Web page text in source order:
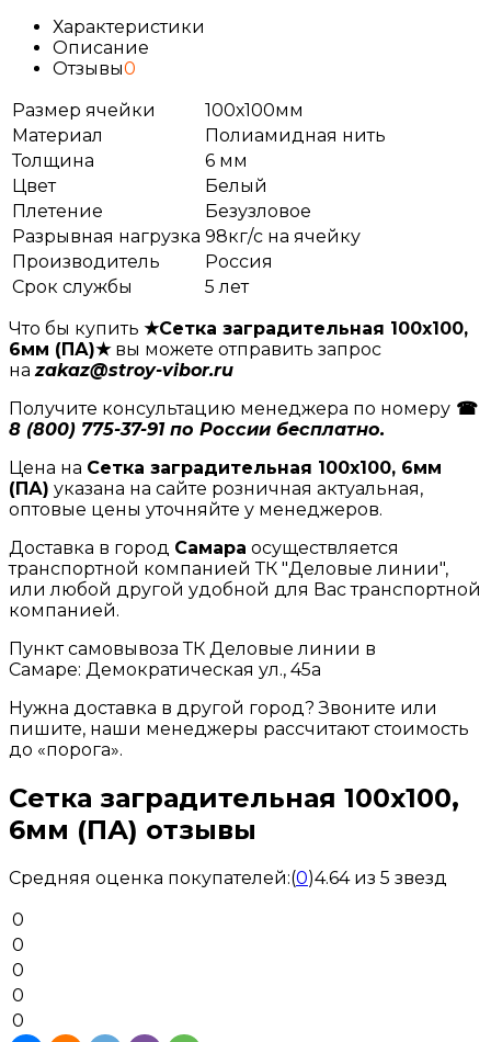
Характеристики
Описание
Отзывы0
Размер ячейки
100х100мм
Материал
Полиамидная нить
Толщина
6 мм
Цвет
Белый
Плетение
Безузловое
Разрывная нагрузка 98кг/с на ячейку
Производитель
Россия
Срок службы
5 лет
Что бы купить ★Сетка заградительная 100x100,
6мм (ПА)★вы можете отправить запрос
наzakaz@stroy-vibor.ru
Получите консультацию менеджера по номеру ☎
8 (800) 775-37-91 по России бесплатно.
Цена на Сетка заградительная 100x100, 6мм
(ПА) указана на сайте розничная актуальная,
оптовые цены уточняйте у менеджеров.
Доставка в город Самара осуществляется
транспортной компанией ТК "Деловые линии",
или любой другой удобной для Вас транспортной
компанией.
Пункт самовывоза ТК Деловые линии в
Самаре: Демократическая ул., 45а
Нужна доставка в другой город? Звоните или
пишите, наши менеджеры рассчитают стоимость
до «порога».
Сетка заградительная 100x100,
6мм (ПА) отзывы
Средняя оценка покупателей:(0)4.64 из 5 звезд
0
0
0
0
0